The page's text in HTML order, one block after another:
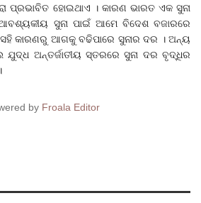
ପ୍ରଭାବିତ ହୋଇଥାଏ । କାରଣ ଭାରତ ଏକ ସୁନା
ଆବଶ୍ୟକୀୟ ସୁନା ପାଇଁ ଆମେ ବିଦେଶ ବଜାରରେ
କାରଣରୁ ଆଗକୁ ବଢିପାରେ ସୁନାର ଦର । ଅନ୍ୟ
ଯୁଦ୍ଧ ଅନ୍ତର୍ଜାତୀୟ ସ୍ତରରେ ସୁନା ଦର ବୃଦ୍ଧିର
by Froala Editor